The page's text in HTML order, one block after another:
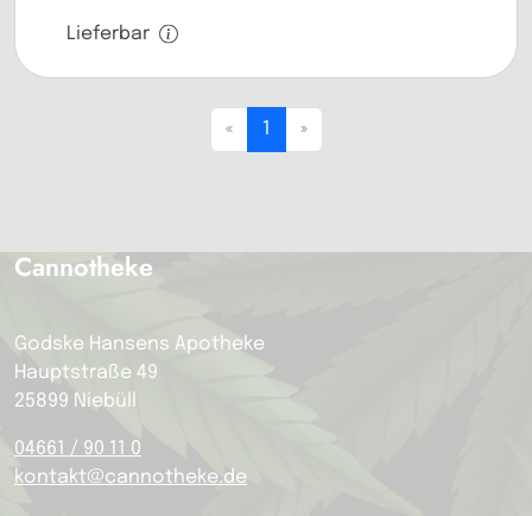
Lieferbar
« 1 »
Cannotheke
Godske Hansens Apotheke
Hauptstraße 49
25899 Niebüll
04661 / 90 11 0
kontakt@cannotheke.de